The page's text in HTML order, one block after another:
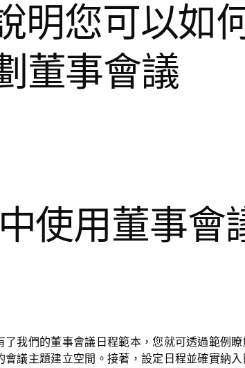
明您可以如
董事會議
使用董事會
了我們的董事會議日程範本，您就可透過範例
會議主題建立空間。接著，設定日程並確實納